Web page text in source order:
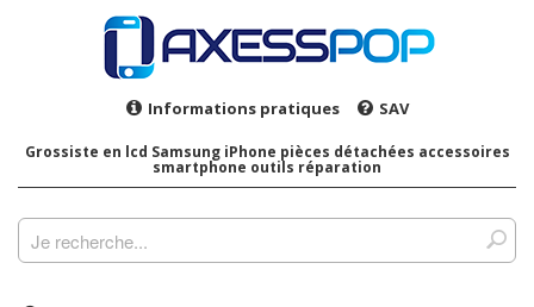
Informations pratiques SAV
Grossiste en lcd Samsung iPhone pièces détachées accessoires
smartphone outils réparation